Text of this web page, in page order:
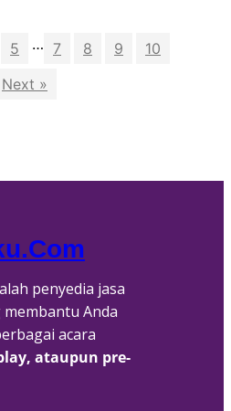
5 … 7 8 9
10
Next »
penyedia jasa
Anda
acara
ataupun pre-